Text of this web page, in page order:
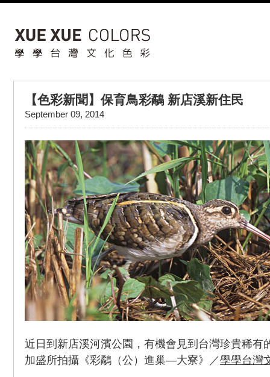
【色彩新聞】保育鳥彩鷸 新店溪新住民
September 09, 2014
近日到新店溪河濱公園，有機會見到台灣珍貴稀有
加盛所拍攝《彩鷸（公）進巢—大寮》／學學台灣